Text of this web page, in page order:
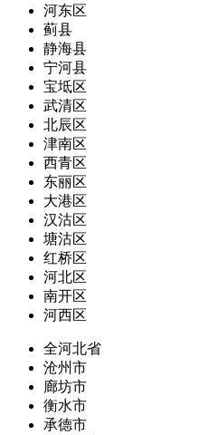
河东区
蓟县
静海县
宁河县
宝坻区
武清区
北辰区
津南区
西青区
东丽区
大港区
汉沽区
塘沽区
红桥区
河北区
南开区
河西区
全河北省
沧州市
廊坊市
衡水市
承德市